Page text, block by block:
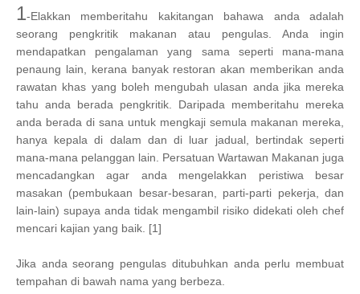
1-Elakkan memberitahu kakitangan bahawa anda adalah
seorang pengkritik makanan atau pengulas. Anda ingin
mendapatkan pengalaman yang sama seperti mana-mana
penaung lain, kerana banyak restoran akan memberikan anda
rawatan khas yang boleh mengubah ulasan anda jika mereka
tahu anda berada pengkritik. Daripada memberitahu mereka
anda berada di sana untuk mengkaji semula makanan mereka,
hanya kepala di dalam dan di luar jadual, bertindak seperti
mana-mana pelanggan lain. Persatuan Wartawan Makanan juga
mencadangkan agar anda mengelakkan peristiwa besar
masakan (pembukaan besar-besaran, parti-parti pekerja, dan
lain-lain) supaya anda tidak mengambil risiko didekati oleh chef
mencari kajian yang baik. [1]
Jika anda seorang pengulas ditubuhkan anda perlu membuat
tempahan di bawah nama yang berbeza.